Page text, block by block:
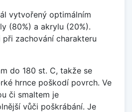
vytvořený optimálním
(80%) a akrylu (20%).
při zachování charakteru
do 180 st. C, takže se
hrnce poškodí povrch. Ve
či smaltem je
vůči poškrábání. Je